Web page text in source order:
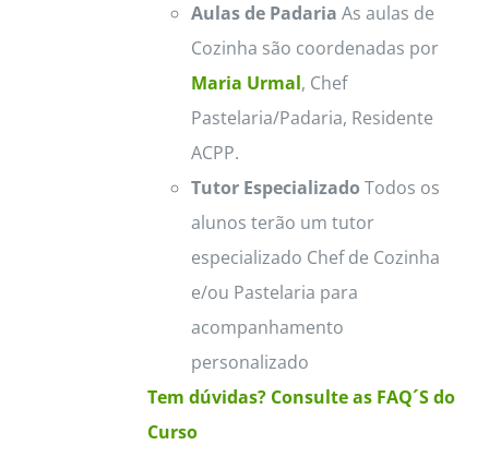
Aulas de Padaria As aulas de
Cozinha são coordenadas por
Maria Urmal, Chef
Pastelaria/Padaria, Residente
ACPP.
Tutor Especializado Todos os
alunos terão um tutor
especializado Chef de Cozinha
e/ou Pastelaria para
acompanhamento
personalizado
Tem dúvidas? Consulte as FAQ´S do
Curso